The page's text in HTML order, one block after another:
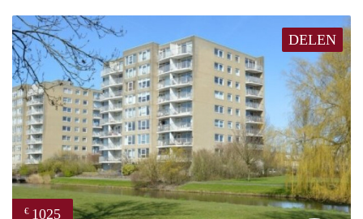
DELEN
€ 1025